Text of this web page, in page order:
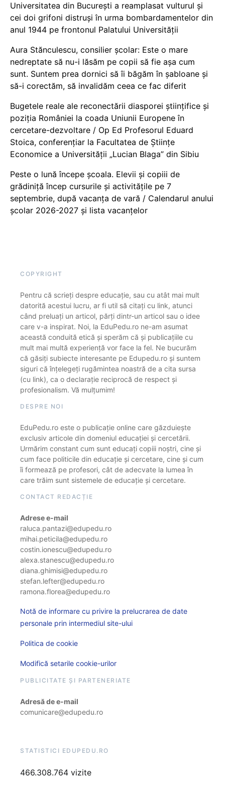
Universitatea din București a reamplasat vulturul și
cei doi grifoni distruși în urma bombardamentelor din
anul 1944 pe frontonul Palatului Universității
Aura Stănculescu, consilier școlar: Este o mare
nedreptate să nu-i lăsăm pe copii să fie așa cum
sunt. Suntem prea dornici să îi băgăm în șabloane și
să-i corectăm, să invalidăm ceea ce fac diferit
Bugetele reale ale reconectării diasporei științifice și
poziția României la coada Uniunii Europene în
cercetare-dezvoltare / Op Ed Profesorul Eduard
Stoica, conferențiar la Facultatea de Științe
Economice a Universității „Lucian Blaga” din Sibiu
Peste o lună începe școala. Elevii și copiii de
grădiniță încep cursurile și activitățile pe 7
septembrie, după vacanța de vară / Calendarul anului
școlar 2026-2027 și lista vacanțelor
COPYRIGHT
Pentru că scrieți despre educație, sau cu atât mai mult
datorită acestui lucru, ar fi util să citați cu link, atunci
când preluați un articol, părți dintr-un articol sau o idee
care v-a inspirat. Noi, la EduPedu.ro ne-am asumat
această conduită etică și sperăm că și publicațiile cu
mult mai multă experiență vor face la fel. Ne bucurăm
că găsiți subiecte interesante pe Edupedu.ro și suntem
siguri că înțelegeți rugămintea noastră de a cita sursa
(cu link), ca o declarație reciprocă de respect și
profesionalism. Vă mulțumim!
DESPRE NOI
EduPedu.ro este o publicație online care găzduiește
exclusiv articole din domeniul educației și cercetării.
Urmărim constant cum sunt educați copiii noștri, cine și
cum face politicile din educație și cercetare, cine și cum
îi formează pe profesori, cât de adecvate la lumea în
care trăim sunt sistemele de educație și cercetare.
CONTACT REDACȚIE
Adrese e-mail
raluca.pantazi@edupedu.ro
mihai.peticila@edupedu.ro
costin.ionescu@edupedu.ro
alexa.stanescu@edupedu.ro
diana.ghimisi@edupedu.ro
stefan.lefter@edupedu.ro
ramona.florea@edupedu.ro
Notă de informare cu privire la prelucrarea de date
personale prin intermediul site-ului
Politica de cookie
Modifică setarile cookie-urilor
PUBLICITATE ȘI PARTENERIATE
Adresă de e-mail
comunicare@edupedu.ro
STATISTICI EDUPEDU.RO
466.308.764 vizite